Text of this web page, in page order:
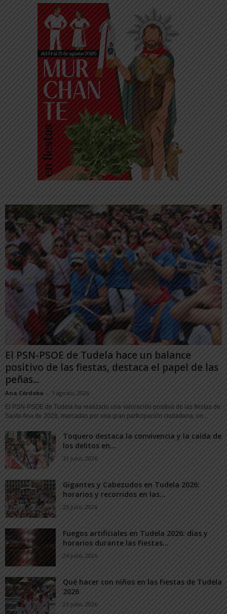
El PSN-PSOE de Tudela hace un balance
positivo de las fiestas, destaca el papel de las
peñas...
Ana Córdoba - 1 agosto, 2026
El PSN-PSOE de Tudela ha realizado una valoración positiva de las fiestas de
Santa Ana de 2026, marcadas por una gran participación ciudadana, un...
Toquero destaca la convivencia y la caída de
los delitos en...
31 julio, 2026
Gigantes y Cabezudos en Tudela 2026:
horarios y recorridos en las...
25 julio, 2026
Fuegos artificiales en Tudela 2026: días y
horarios durante las Fiestas...
24 julio, 2026
Qué hacer con niños en las Fiestas de Tudela
2026
23 julio, 2026